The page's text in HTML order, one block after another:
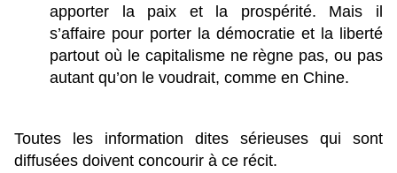
apporter la paix et la prospérité. Mais il
s’affaire pour porter la démocratie et la liberté
partout où le capitalisme ne règne pas, ou pas
autant qu’on le voudrait, comme en Chine.
Toutes les information dites sérieuses qui sont
diffusées doivent concourir à ce récit.